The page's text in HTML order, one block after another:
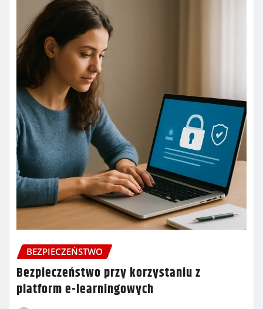
BEZPIECZEŃSTWO
Bezpieczeństwo przy korzystaniu z
platform e-learningowych